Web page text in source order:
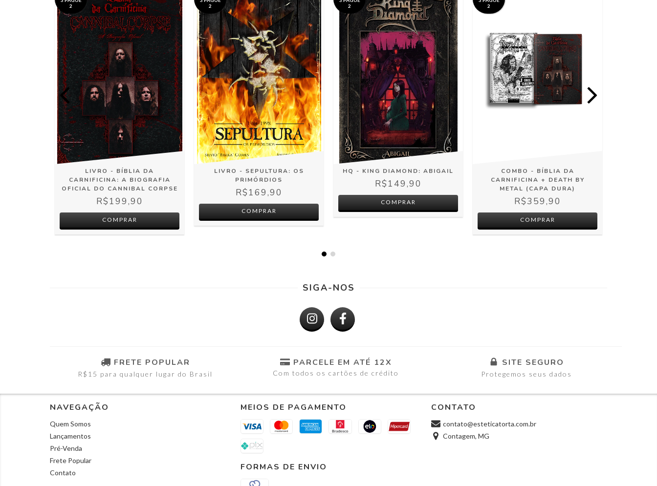
2
LIVRO - BÍBLIA DA
CARNIFICINA: A BIOGRAFIA
OFICIAL DO CANNIBAL CORPSE
R$199,90
2
LIVRO - SEPULTURA: OS
PRIMÓRDIOS
R$169,90
COMPRAR
2
HQ - KING DIAMOND: ABIGAIL
R$149,90
2
COMBO - BÍBLIA DA
CARNIFICINA + DEATH BY
METAL (CAPA DURA)
R$359,90
SIGA-NOS
FRETE POPULAR
R$15 para qualquer lugar do Brasil
PARCELE EM ATÉ 12X
Com todos os cartões de crédito
SITE SEGURO
Protegemos seus dados
NAVEGAÇÃO
Quem Somos
Lançamentos
Pré-Venda
Frete Popular
Contato
MEIOS DE PAGAMENTO
FORMAS DE ENVIO
CONTATO
contato@esteticatorta.com.br
Contagem, MG